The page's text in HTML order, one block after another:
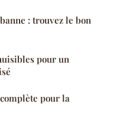
: trouvez le bon
pour un
pour la